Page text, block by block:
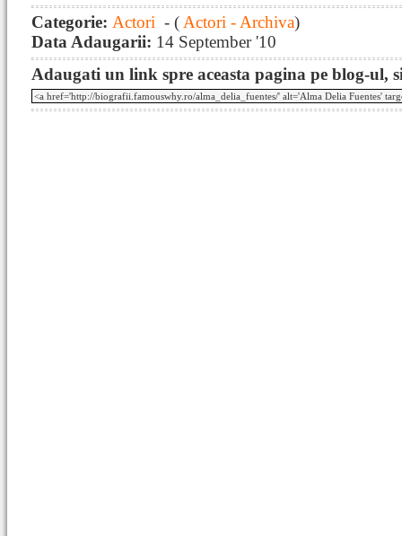
Categorie: Actori - ( Actori - Archiva)
Data Adaugarii: 14 September '10
Adaugati un link spre aceasta pagina pe blog-ul,